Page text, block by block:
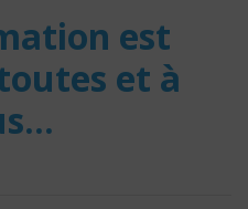
est
et à